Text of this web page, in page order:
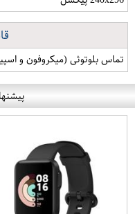
تماس بلوتوثی (میکروفون و